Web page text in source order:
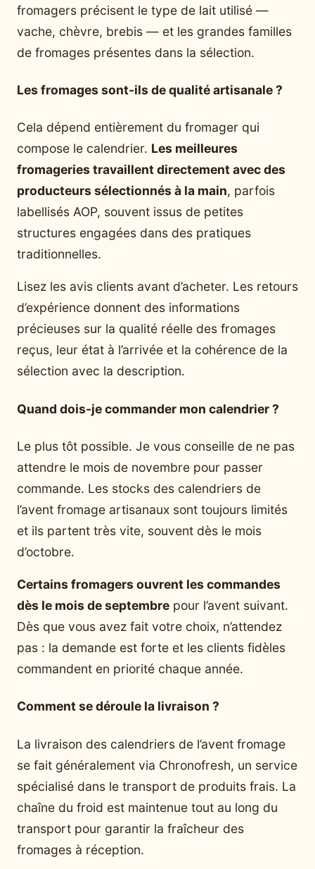
fromagers précisent le type de lait utilisé —
vache, chèvre, brebis — et les grandes familles
de fromages présentes dans la sélection.
Les fromages sont-ils de qualité artisanale ?
Cela dépend entièrement du fromager qui
compose le calendrier. Les meilleures
fromageries travaillent directement avec des
producteurs sélectionnés à la main, parfois
labellisés AOP, souvent issus de petites
structures engagées dans des pratiques
traditionnelles.
Lisez les avis clients avant d’acheter. Les retours
d’expérience donnent des informations
précieuses sur la qualité réelle des fromages
reçus, leur état à l’arrivée et la cohérence de la
sélection avec la description.
Quand dois-je commander mon calendrier ?
Le plus tôt possible. Je vous conseille de ne pas
attendre le mois de novembre pour passer
commande. Les stocks des calendriers de
l’avent fromage artisanaux sont toujours limités
et ils partent très vite, souvent dès le mois
d’octobre.
Certains fromagers ouvrent les commandes
dès le mois de septembre pour l’avent suivant.
Dès que vous avez fait votre choix, n’attendez
pas : la demande est forte et les clients fidèles
commandent en priorité chaque année.
Comment se déroule la livraison ?
La livraison des calendriers de l’avent fromage
se fait généralement via Chronofresh, un service
spécialisé dans le transport de produits frais. La
chaîne du froid est maintenue tout au long du
transport pour garantir la fraîcheur des
fromages à réception.